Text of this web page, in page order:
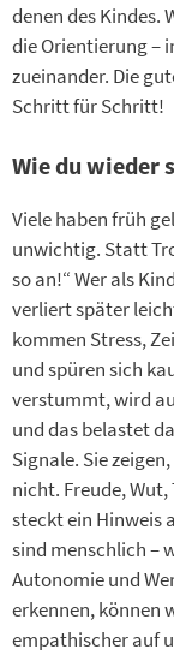
denen des Kindes.
die Orientierung –
zueinander. Die
Schritt für Schritt!
Wie du wieder
Viele haben früh
unwichtig. Statt
so an!“ Wer als
verliert später
kommen Stress,
und spüren sich
verstummt, wird
und das belastet
Signale. Sie
nicht. Freude,
steckt ein Hinweis
sind menschlich –
Autonomie und
erkennen, können
empathischer auf